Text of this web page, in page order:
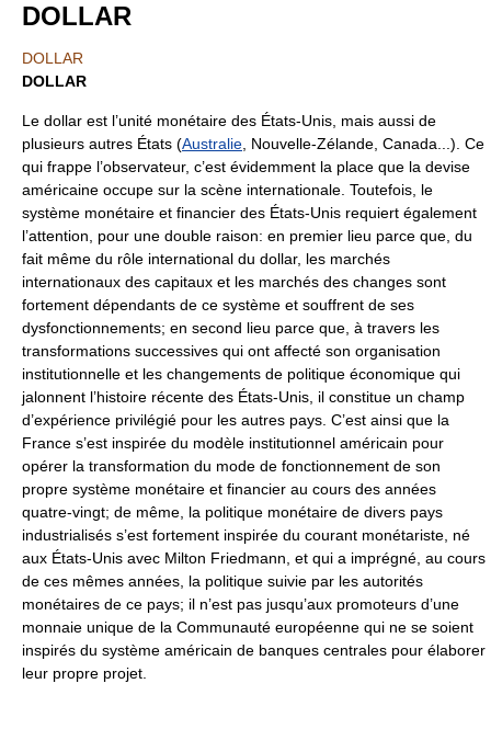
DOLLAR
DOLLAR
DOLLAR
Le dollar est l’unité monétaire des États-Unis, mais aussi de
plusieurs autres États (Australie , Nouvelle-Zélande, Canada...). Ce
qui frappe l’observateur, c’est évidemment la place que la devise
américaine occupe sur la scène internationale. Toutefois, le
système monétaire et financier des États-Unis requiert également
l’attention, pour une double raison: en premier lieu parce que, du
fait même du rôle international du dollar, les marchés
internationaux des capitaux et les marchés des changes sont
fortement dépendants de ce système et souffrent de ses
dysfonctionnements; en second lieu parce que, à travers les
transformations successives qui ont affecté son organisation
institutionnelle et les changements de politique économique qui
jalonnent l’histoire récente des États-Unis, il constitue un champ
d’expérience privilégié pour les autres pays. C’est ainsi que la
France s’est inspirée du modèle institutionnel américain pour
opérer la transformation du mode de fonctionnement de son
propre système monétaire et financier au cours des années
quatre-vingt; de même, la politique monétaire de divers pays
industrialisés s’est fortement inspirée du courant monétariste, né
aux États-Unis avec Milton Friedmann, et qui a imprégné, au cours
de ces mêmes années, la politique suivie par les autorités
monétaires de ce pays; il n’est pas jusqu’aux promoteurs d’une
monnaie unique de la Communauté européenne qui ne se soient
inspirés du système américain de banques centrales pour élaborer
leur propre projet.